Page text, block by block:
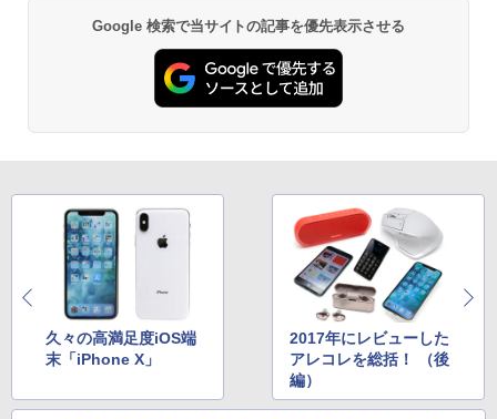
Google 検索で当サイトの記事を優先表示させる
久々の高満足度iOS端
末「iPhone X」
2017年にレビューした
アレコレを総括！ （後
編）